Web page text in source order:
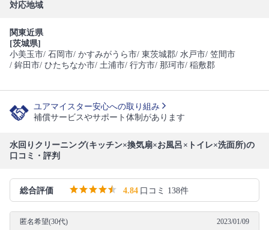
対応地域
関東近県
[茨城県]
小美玉市/ 石岡市/ かすみがうら市/ 東茨城郡/ 水戸市/ 笠間市
/ 鉾田市/ ひたちなか市/ 土浦市/ 行方市/ 那珂市/ 稲敷郡
ユアマイスター安心への取り組み
補償サービスやサポート体制があります
水回りクリーニング(キッチン×換気扇×お風呂×トイレ×洗面所)の
口コミ・評判
総合評価 4.84 口コミ 138件
匿名希望(30代) 2023/01/09